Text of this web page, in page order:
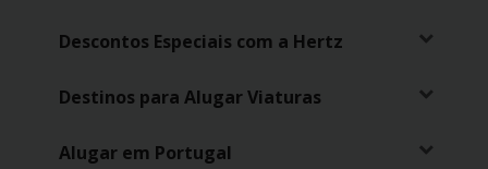
Descontos Especiais com a Hertz
Destinos para Alugar Viaturas
Alugar em Portugal